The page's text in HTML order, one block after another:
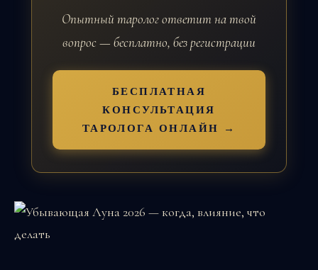
Опытный таролог ответит на твой
вопрос — бесплатно, без регистрации
БЕСПЛАТНАЯ
КОНСУЛЬТАЦИЯ
ТАРОЛОГА ОНЛАЙН →